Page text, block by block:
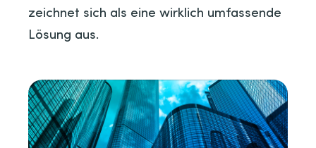
zeichnet sich als eine wirklich umfassende
Lösung aus.